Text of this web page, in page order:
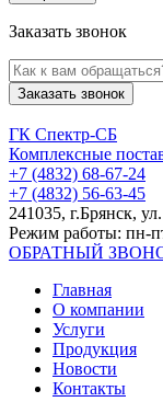
Заказать звонок
Заказать звонок
ГК Спектр-СБ
Комплексные
+7 (4832) 68-67-24
+7 (4832) 56-63-45
241035, г.Брянск,
Режим работы: пн-
ОБРАТНЫЙ
Главная
О компании
Услуги
Продукция
Новости
Контакты